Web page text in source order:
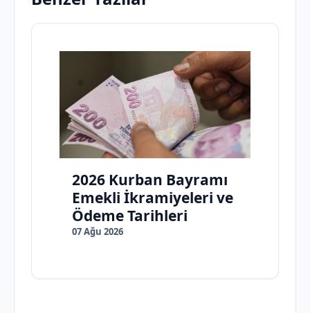
2026 Kurban Bayramı
Emekli İkramiyeleri ve
Ödeme Tarihleri
07 Ağu 2026